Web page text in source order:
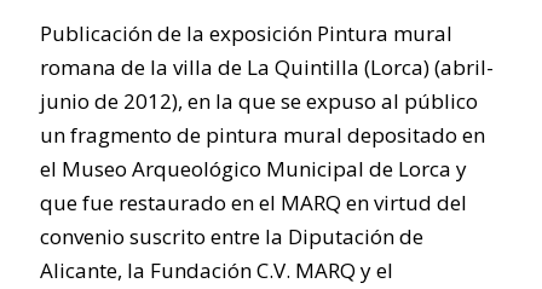
Publicación de la exposición Pintura mural
romana de la villa de La Quintilla (Lorca) (abril-
junio de 2012), en la que se expuso al público
un fragmento de pintura mural depositado en
el Museo Arqueológico Municipal de Lorca y
que fue restaurado en el MARQ en virtud del
convenio suscrito entre la Diputación de
Alicante, la Fundación C.V. MARQ y el